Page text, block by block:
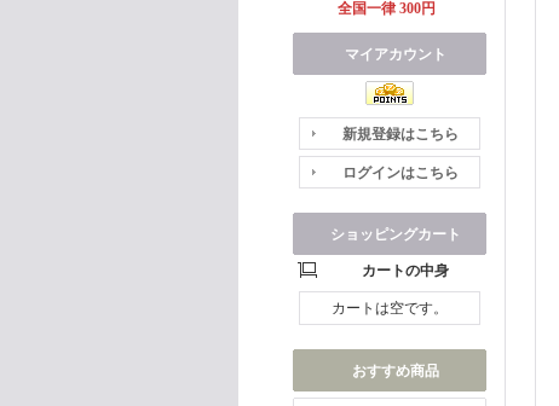
全国一律 300円
マイアカウント
新規登録はこちら
ログインはこちら
ショッピングカート
カートの中身
カートは空です。
おすすめ商品